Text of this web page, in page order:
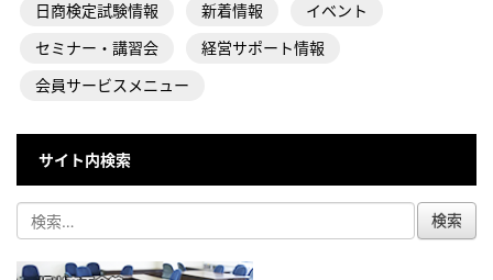
日商検定試験情報 新着情報
イベント
セミナー・講習会
経営サポート情報
会員サービスメニュー
サイト内検索